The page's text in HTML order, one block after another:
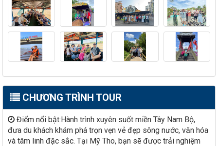
CHƯƠNG TRÌNH TOUR
Điểm nổi bật:Hành trình xuyên suốt miền Tây Nam Bộ,
đưa du khách khám phá trọn vẹn vẻ đẹp sông nước, văn hóa
và tâm linh đặc sắc. Tại Mỹ Tho, bạn sẽ được trải nghiệm